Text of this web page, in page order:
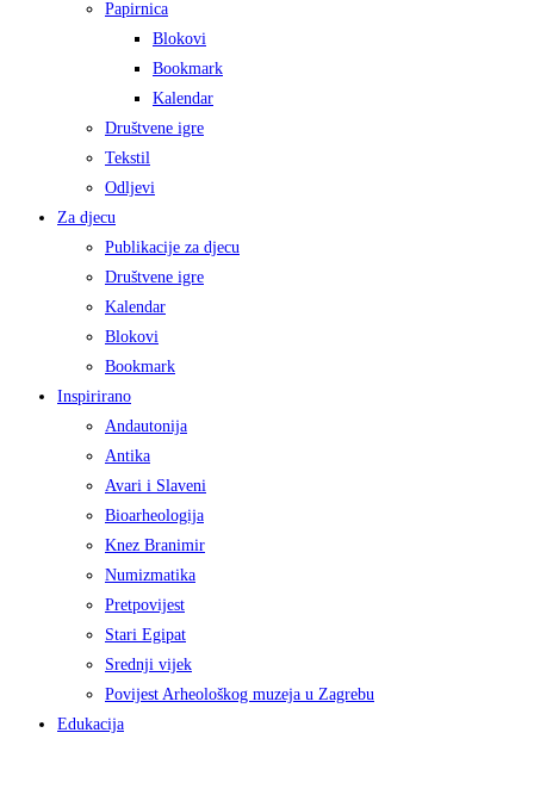
Papirnica
Blokovi
Bookmark
Kalendar
Društvene igre
Tekstil
Odljevi
Za djecu
Publikacije za djecu
Društvene igre
Kalendar
Blokovi
Bookmark
Inspirirano
Andautonija
Antika
Avari i Slaveni
Bioarheologija
Knez Branimir
Numizmatika
Pretpovijest
Stari Egipat
Srednji vijek
Povijest Arheološkog muzeja u Zagrebu
Edukacija